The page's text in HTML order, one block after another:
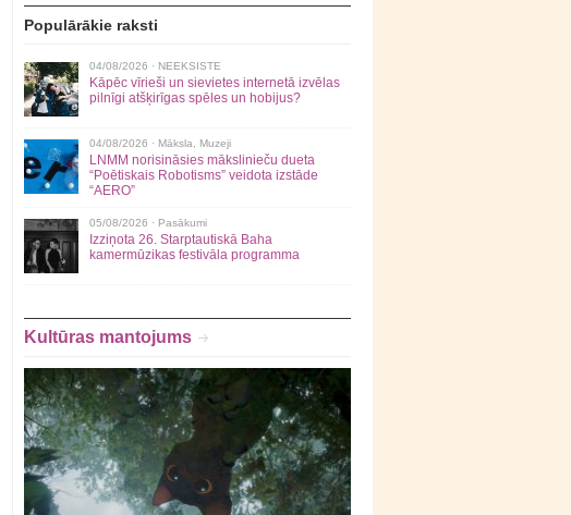
Populārākie raksti
04/08/2026 · NEEKSISTE
Kāpēc vīrieši un sievietes internetā izvēlas
pilnīgi atšķirīgas spēles un hobijus?
04/08/2026 · Māksla Muzeji
LNMM norisināsies mākslinieču dueta
“Poētiskais Robotisms” veidota izstāde
“AERO”
05/08/2026 · Pasākumi
Izziņota 26. Starptautiskā Baha
kamermūzikas festivāla programma
Kultūras mantojums